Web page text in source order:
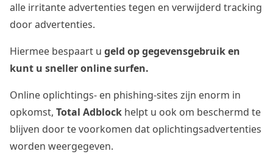
alle irritante advertenties tegen en verwijderd tracking
door advertenties.
Hiermee bespaart u geld op gegevensgebruik en
kunt u sneller online surfen.
Online oplichtings- en phishing-sites zijn enorm in
opkomst, Total Adblock helpt u ook om beschermd te
blijven door te voorkomen dat oplichtingsadvertenties
worden weergegeven.